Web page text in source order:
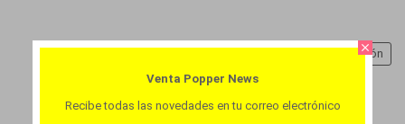
Iniciar sesión
close
Venta Popper News
Recibe todas las novedades en tu correo electrónico